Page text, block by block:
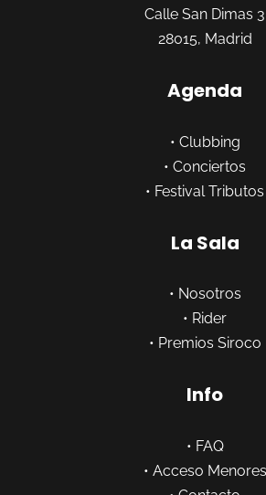
Calle San Dimas 3
28015, Madrid
Agenda
• Clubbing
• Conciertos
• Festival Tributos
La Sala
• Nosotros
• Rider
• Premios Siroco
Info
• FAQ
• Acceso Menores